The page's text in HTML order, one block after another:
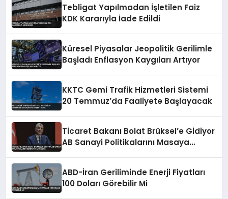
Tebligat Yapılmadan İşletilen Faiz
KDK Kararıyla İade Edildi
Küresel Piyasalar Jeopolitik Gerilimle
Başladı Enflasyon Kaygıları Artıyor
KKTC Gemi Trafik Hizmetleri Sistemi
20 Temmuz’da Faaliyete Başlayacak
Ticaret Bakanı Bolat Brüksel’e Gidiyor
AB Sanayi Politikalarını Masaya
ABD-İran Geriliminde Enerji Fiyatları
100 Doları Görebilir Mi